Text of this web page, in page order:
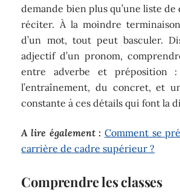
demande bien plus qu’une liste
réciter. À la moindre
d’un mot, tout peut basculer.
adjectif d’un pronom,
entre adverbe et
l’entraînement, du concret, et
constante à ces détails qui font la
A lire également : Comment se
carrière de cadre supérieur ?
Comprendre les classes